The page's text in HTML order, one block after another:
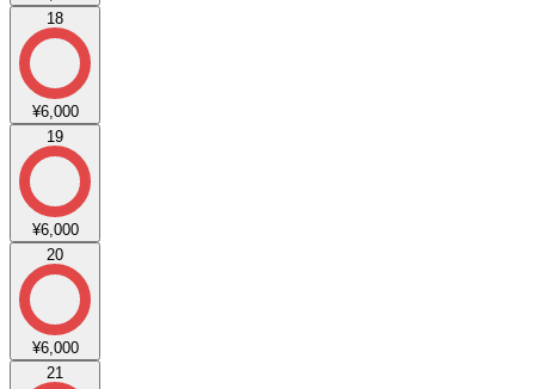
18
¥6,000
19
¥6,000
20
¥6,000
21